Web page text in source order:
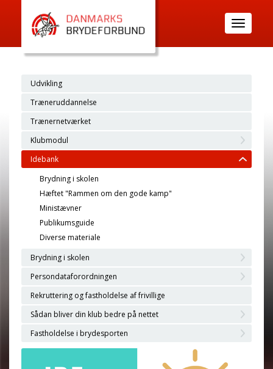
Toggle
navigation
Udvikling
Træneruddannelse
Trænernetværket
Klubmodul
Idebank
Brydning i skolen
Hæftet "Rammen om den gode kamp"
Ministævner
Publikumsguide
Diverse materiale
Brydning i skolen
Persondataforordningen
Rekruttering og fastholdelse af frivillige
Sådan bliver din klub bedre på nettet
Fastholdelse i brydesporten